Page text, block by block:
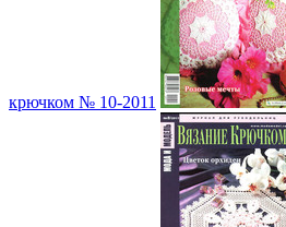
крючком № 10-2011